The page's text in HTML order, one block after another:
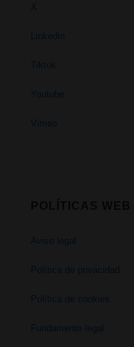
X
Linkedin
Tiktok
Youtube
Vimeo
Aviso legal
Política de privacidad
Política de cookies
Fundamento legal